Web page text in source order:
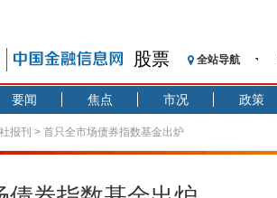
股票 全站导航
要闻 焦点 市况 政策
报刊 > 首只全市场债券指数基金出炉